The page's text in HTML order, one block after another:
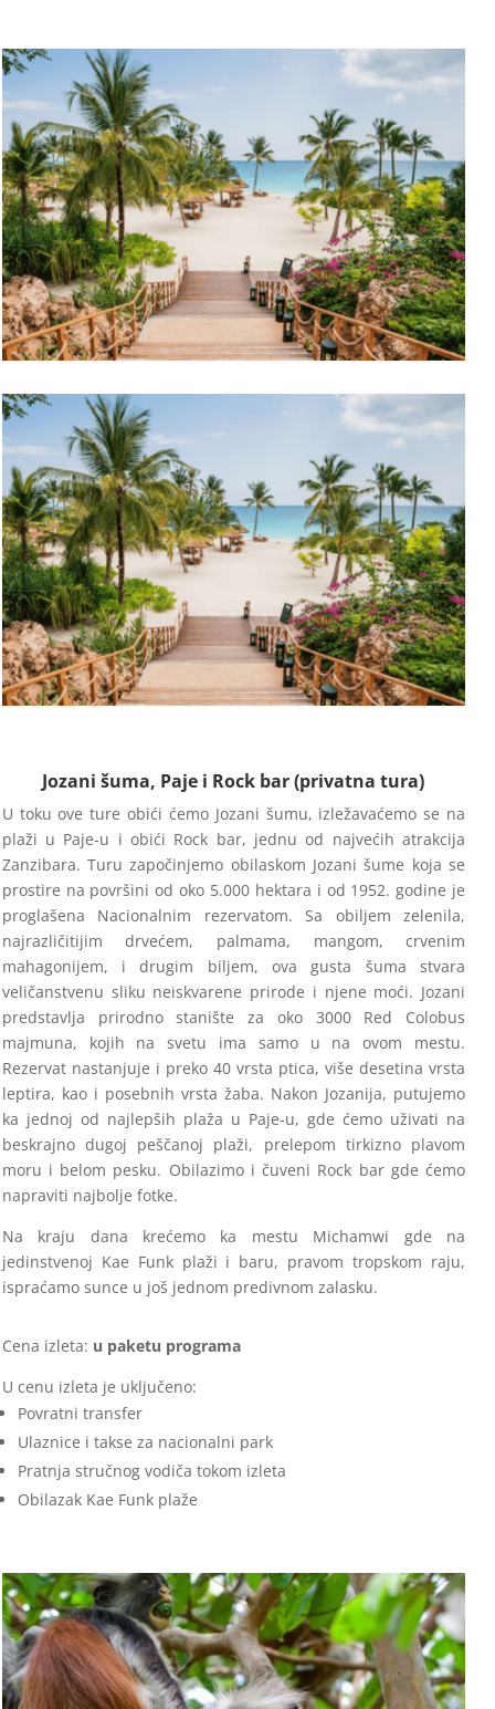
Jozani šuma, Paje i Rock bar (privatna tura)
U toku ove ture obići ćemo Jozani šumu, izležavaćemo se na
plaži u Paje-u i obići Rock bar, jednu od najvećih atrakcija
Zanzibara. Turu započinjemo obilaskom Jozani šume koja se
prostire na površini od oko 5.000 hektara i od 1952. godine je
proglašena Nacionalnim rezervatom. Sa obiljem zelenila,
najrazličitijim drvećem, palmama, mangom, crvenim
mahagonijem, i drugim biljem, ova gusta šuma stvara
veličanstvenu sliku neiskvarene prirode i njene moći. Jozani
predstavlja prirodno stanište za oko 3000 Red Colobus
majmuna, kojih na svetu ima samo u na ovom mestu.
Rezervat nastanjuje i preko 40 vrsta ptica, više desetina vrsta
leptira, kao i posebnih vrsta žaba. Nakon Jozanija, putujemo
ka jednoj od najlepših plaža u Paje-u, gde ćemo uživati na
beskrajno dugoj peščanoj plaži, prelepom tirkizno plavom
moru i belom pesku. Obilazimo i čuveni Rock bar gde ćemo
napraviti najbolje fotke.
Na kraju dana krećemo ka mestu Michamwi gde na
jedinstvenoj Kae Funk plaži i baru, pravom tropskom raju,
ispraćamo sunce u još jednom predivnom zalasku.
Cena izleta: u paketu programa
U cenu izleta je uključeno:
Povratni transfer
Ulaznice i takse za nacionalni park
Pratnja stručnog vodiča tokom izleta
Obilazak Kae Funk plaže